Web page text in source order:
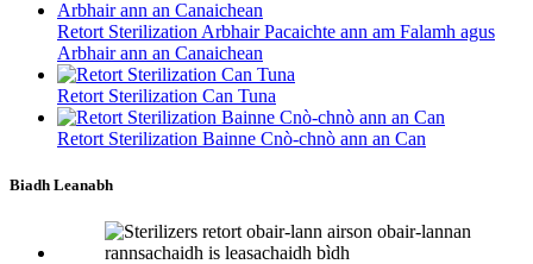
Retort Sterilization Arbhair Pacaichte ann am Falamh agus
Arbhair ann an Canaichean
Retort Sterilization Can Tuna
Retort Sterilization Bainne Cnò-chnò ann an Can
Biadh Leanabh